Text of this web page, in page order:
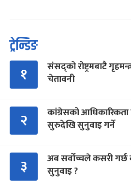
ट्रेन्डिङ
१
संसद्को रोष्ट्रमबाटै
चेतावनी
२
कांग्रेसको आधिकारिकता
सुरुदेखि सुनुवाइ गर्ने
३
अब सर्वोच्चले कसरी गर्छ
सुनुवाइ ?